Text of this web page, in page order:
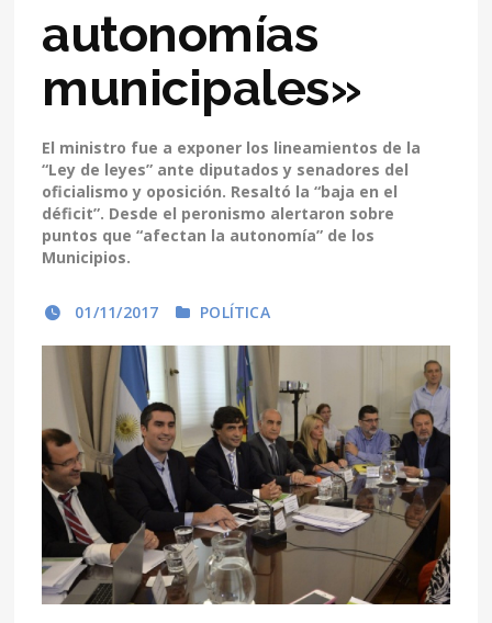
autonomías
municipales»
El ministro fue a exponer los lineamientos de la
“Ley de leyes” ante diputados y senadores del
oficialismo y oposición. Resaltó la “baja en el
déficit”. Desde el peronismo alertaron sobre
puntos que “afectan la autonomía” de los
Municipios.
01/11/2017 POLÍTICA